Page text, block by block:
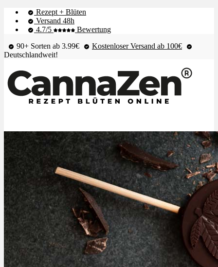
Rezept + Blüten
Versand 48h
4.7/5
Bewertung
90+ Sorten ab 3.99€
Kostenloser Versand ab 100€
Deutschlandweit!
Shop & Live-Bestand
Blüten
Extrakte
Ablauf
Therapien